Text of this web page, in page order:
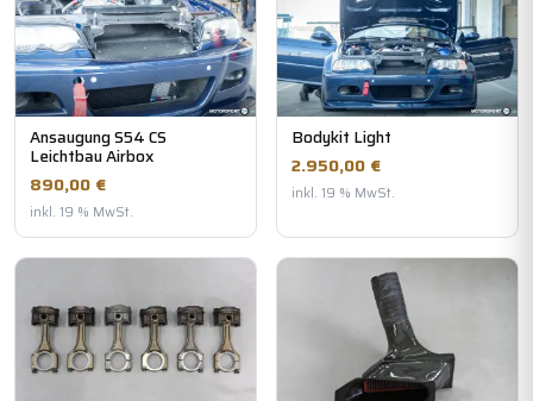
Ansaugung S54 CS
Leichtbau Airbox
890,00 €
inkl. 19 % MwSt.
Bodykit Light
2.950,00 €
inkl. 19 % MwSt.